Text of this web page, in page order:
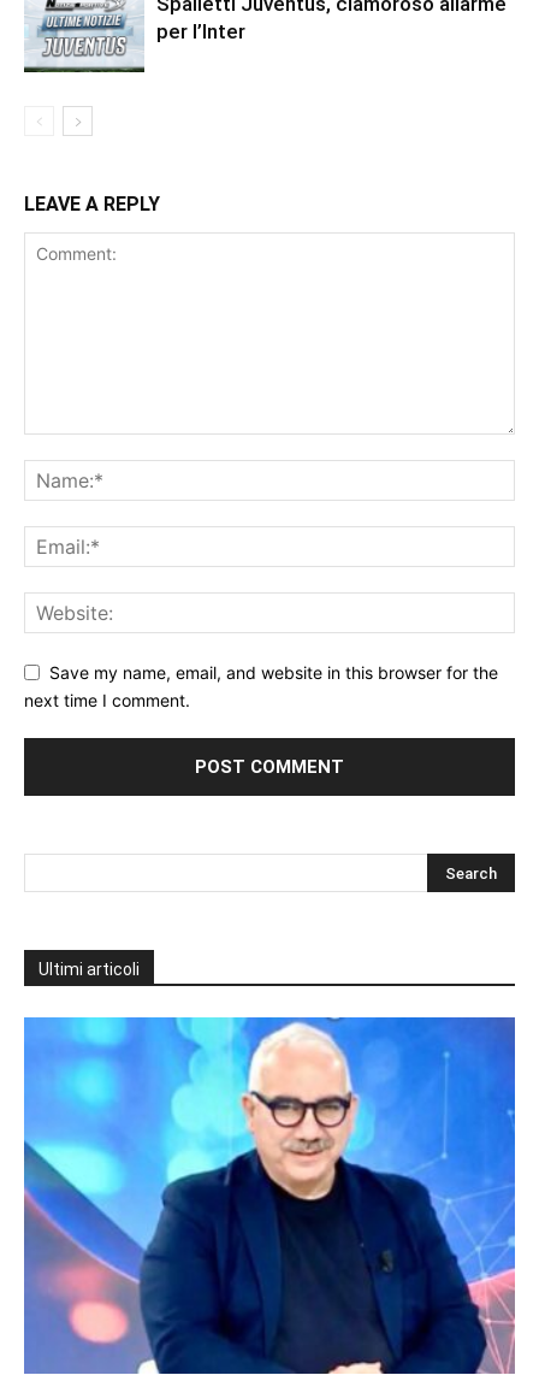
per l’Inter
LEAVE A REPLY
Save my name, email, and website in this browser for the
next time I comment.
Ultimi articoli